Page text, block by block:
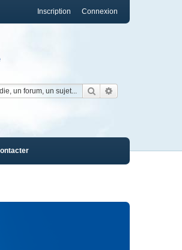
Connexion
Inscription
Rechercher